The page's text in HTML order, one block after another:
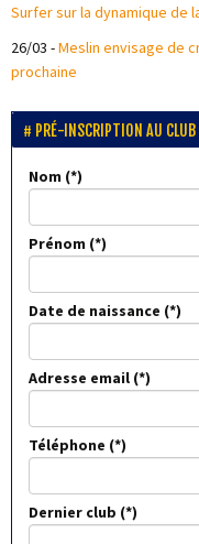
Surfer sur la dynamique de
26/03 -Meslin envisage de
prochaine
PRÉ-INSCRIPTION AU CLUB
Nom
Prénom
Date de naissance
Adresse email
Téléphone
Dernier club